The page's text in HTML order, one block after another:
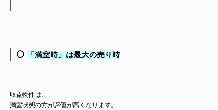
⚪️ 「満室時」は最大の売り時
収益物件は、
満室状態の方が評価が高くなります。